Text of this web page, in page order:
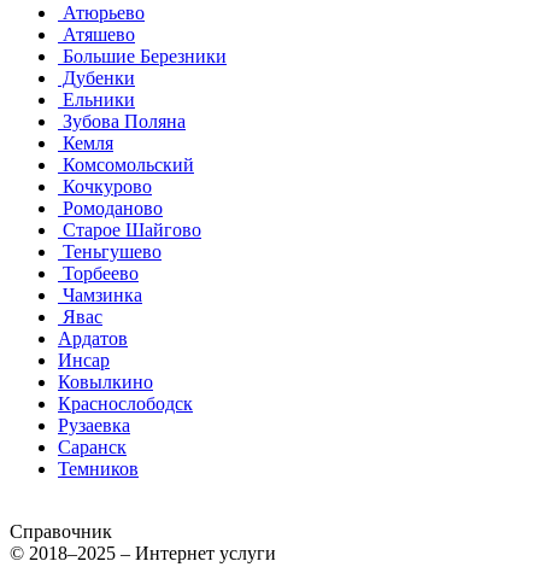
Атюрьево
Атяшево
Большие Березники
Дубенки
Ельники
Зубова Поляна
Кемля
Комсомольский
Кочкурово
Ромоданово
Старое Шайгово
Теньгушево
Торбеево
Чамзинка
Явас
Ардатов
Инсар
Ковылкино
Краснослободск
Рузаевка
Саранск
Темников
Справочник
© 2018–2025 – Интернет услуги